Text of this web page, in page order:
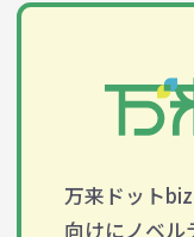
万来ドット
向けにノベル